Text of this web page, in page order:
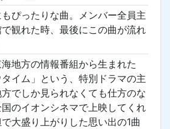
ぴったりな曲。メンバー全員主
観れた時、最後にこの曲が流れ
地方の情報番組から生まれた
タイム」という、特別ドラマの主
でしか見られなくても仕方のな
のイオンシネマで上映してくれ
大盛り上がりした思い出の1曲